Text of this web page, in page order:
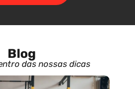
Blog
das nossas dicas